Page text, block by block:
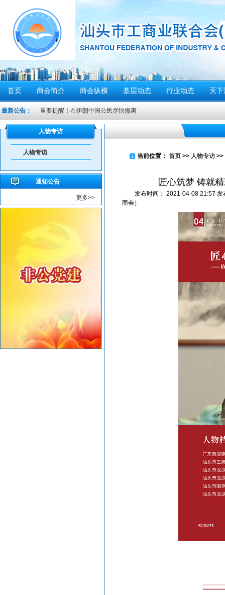
首页 商会简介 商会纵横 基层动态 行业动态 天
最新公告： 重要提醒！在伊朗中国公民尽快撤离
密切关注超强台风“桦加沙”，注意防范
汕头将分区域、分行业、分时段实行“四停”
感谢信
汕头市2026年“6·30”助力乡村振兴活动倡议书
【人民防空宣传周】如何辨别防空警报？我们应该...
6月21日10时15分，汕头将实施防空警报试鸣！
重要提醒！中国公民近期避免前往日本
人物专访
人物专访
通知公告
更多>>
当前位置： 首页 >> 人物专访 >>
匠心筑梦 铸就
发布时间： 2021-04-08 21:57 发
商会）